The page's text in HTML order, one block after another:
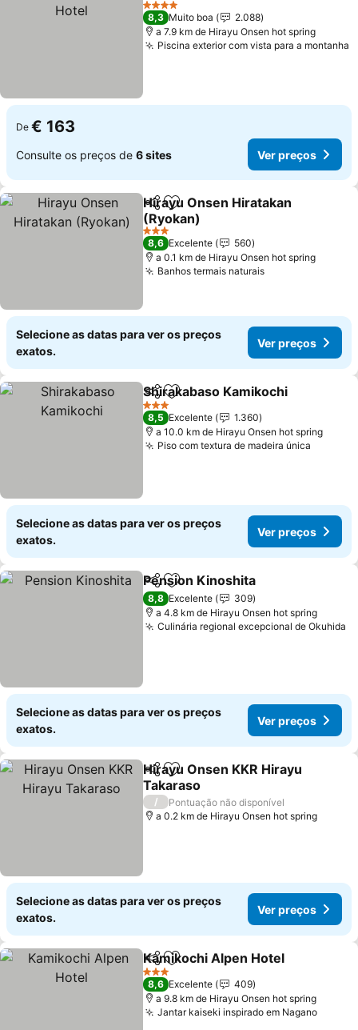
4 Estrelas
8,3 Muito boa
2.088
a 7.9 km de Hirayu Onsen hot spring
Piscina exterior com vista para a montanha
De € 163
Consulte os preços de 6 sites Ver preços
PartilharAdicionar aos favoritos
Hirayu Onsen Hiratakan
(Ryokan)
3 Estrelas
8,6 Excelente
560
a 0.1 km de Hirayu Onsen hot spring
Banhos termais naturais
Selecione as datas para ver os preços
exatos.
Ver preços
PartilharAdicionar aos favoritos
Shirakabaso Kamikochi
3 Estrelas
8,5 Excelente
1.360
a 10.0 km de Hirayu Onsen hot spring
Piso com textura de madeira única
Selecione as datas para ver os preços
exatos.
Ver preços
PartilharAdicionar aos favoritos
Pension Kinoshita
8,8 Excelente
309
a 4.8 km de Hirayu Onsen hot spring
Culinária regional excepcional de Okuhida
Selecione as datas para ver os preços
exatos.
Ver preços
PartilharAdicionar aos favoritos
Hirayu Onsen KKR Hirayu
Takaraso
/
Pontuação não disponível
a 0.2 km de Hirayu Onsen hot spring
Selecione as datas para ver os preços
exatos.
Ver preços
PartilharAdicionar aos favoritos
Kamikochi Alpen Hotel
3 Estrelas
8,6 Excelente
409
a 9.8 km de Hirayu Onsen hot spring
Jantar kaiseki inspirado em Nagano